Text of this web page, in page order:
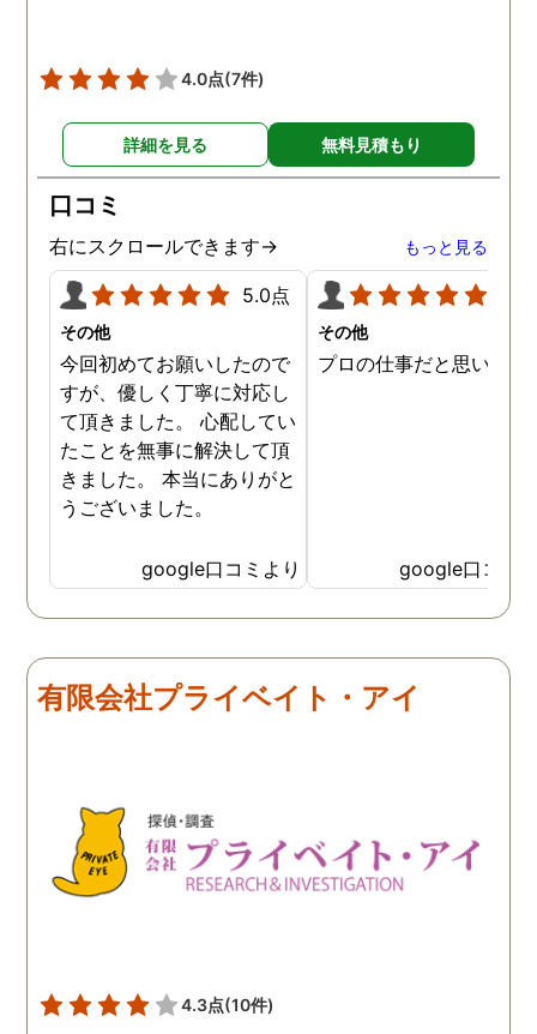
4.0点(7件)
詳細を見る 無料見積もり
口コミ
右にスクロールできます→ もっと見る
5.0点
その他
今回初めてお願いしたので
すが、優しく丁寧に対応し
て頂きました。 心配してい
たことを無事に解決して頂
きました。 本当にありがと
うございました。
google口コミより
その他
プロの仕事だと思います
google口コミ
有限会社プライベイト・アイ
4.3点(10件)